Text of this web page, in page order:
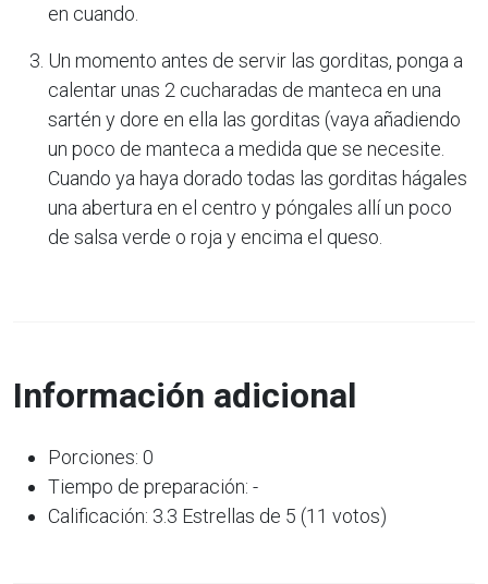
en cuando.
Un momento antes de servir las gorditas, ponga a
calentar unas 2 cucharadas de manteca en una
sartén y dore en ella las gorditas (vaya añadiendo
un poco de manteca a medida que se necesite.
Cuando ya haya dorado todas las gorditas hágales
una abertura en el centro y póngales allí un poco
de salsa verde o roja y encima el queso.
Información adicional
Porciones: 0
Tiempo de preparación: -
Calificación: 3.3 Estrellas de 5 (11 votos)